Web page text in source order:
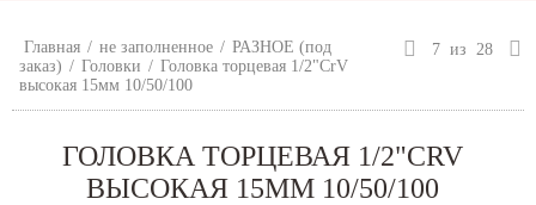
Главная / не заполненное / РАЗНОЕ (под
заказ) / Головки / Головка торцевая 1/2"CrV
высокая 15мм 10/50/100
7 из 28
ГОЛОВКА ТОРЦЕВАЯ 1/2"CRV
ВЫСОКАЯ 15ММ 10/50/100